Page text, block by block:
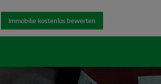
Immobilie kostenlos bewerten